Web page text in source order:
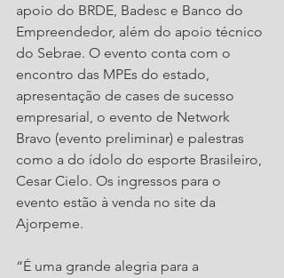
apoio do BRDE, Badesc e Banco do
Empreendedor, além do apoio técnico
do Sebrae. O evento conta com o
encontro das MPEs do estado,
apresentação de cases de sucesso
empresarial, o evento de Network
Bravo (evento preliminar) e palestras
como a do ídolo do esporte Brasileiro,
Cesar Cielo. Os ingressos para o
evento estão à venda no site da
Ajorpeme.
“É uma grande alegria para a